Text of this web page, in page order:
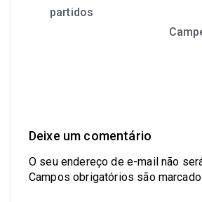
partidos
Deixe um comentário
O seu endereço de e-mail não
Campos obrigatórios são